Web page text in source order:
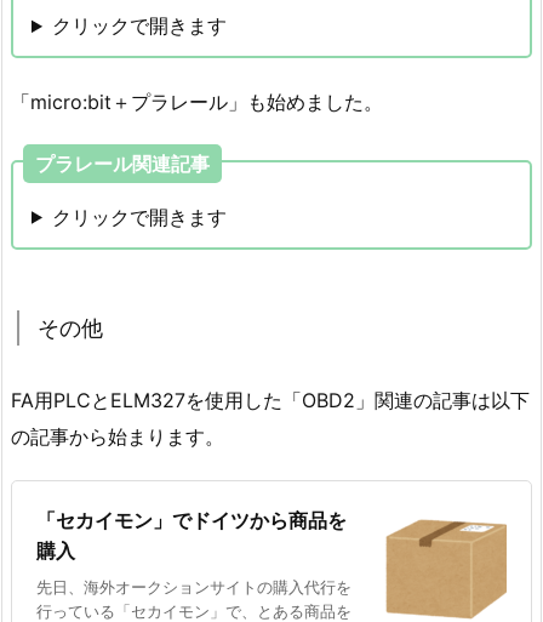
クリックで開きます
「micro:bit＋プラレール」も始めました。
プラレール関連記事
クリックで開きます
その他
FA用PLCとELM327を使用した「OBD2」関連の記事は以下
の記事から始まります。
「セカイモン」でドイツから商品を
購入
先日、海外オークションサイトの購入代行を
行っている「セカイモン」で、とある商品を